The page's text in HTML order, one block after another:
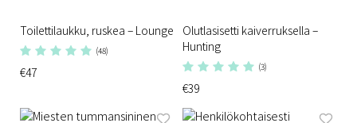
Toilettilaukku, ruskea – Lounge
(48)
€47
Olutlasisetti kaiverruksella –
Hunting
(3)
€39